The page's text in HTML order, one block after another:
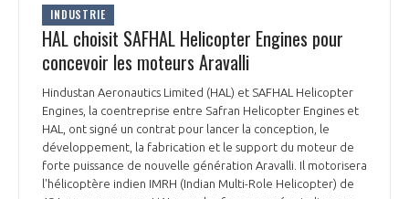
LA MÉDIATION AU-DELÀ DE LA FILIÈRE AÉRONAUTIQUE ET SPATIALE
PRENDRE CONTACT AVEC LE MÉDIATEUR DE LA FILIÈRE
LES ENJEUX
COMPÉTITIVITÉ
EMPLOI & FORMATION
ENVIRONNEMENT
LES PUBLICATIONS
DOCUMENTS & BROCHURES
INDUSTRIE
HAL choisit SAFHAL Helicopter Engines pour
concevoir les moteurs Aravalli
Hindustan Aeronautics Limited (HAL) et SAFHAL Helicopter
Engines, la coentreprise entre Safran Helicopter Engines et
HAL, ont signé un contrat pour lancer la conception, le
développement, la fabrication et le support du moteur de
forte puissance de nouvelle génération Aravalli. Il motorisera
l'hélicoptère indien IMRH (Indian Multi-Role Helicopter) de